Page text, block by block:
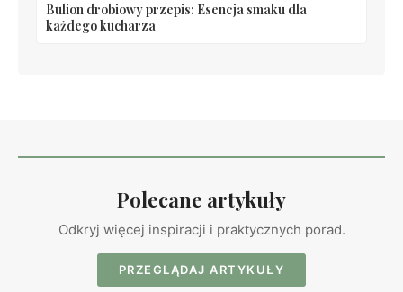
Bulion drobiowy przepis: Esencja smaku dla
każdego kucharza
Polecane artykuły
Odkryj więcej inspiracji i praktycznych porad.
PRZEGLĄDAJ ARTYKUŁY